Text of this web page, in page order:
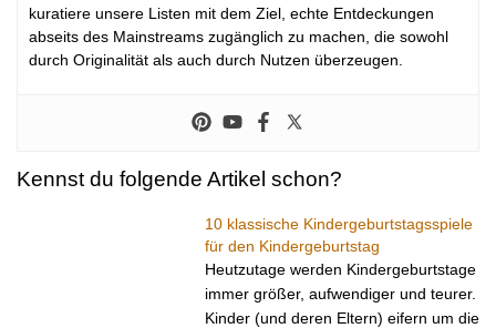
kuratiere unsere Listen mit dem Ziel, echte Entdeckungen
abseits des Mainstreams zugänglich zu machen, die sowohl
durch Originalität als auch durch Nutzen überzeugen.
Kennst du folgende Artikel schon?
10 klassische Kindergeburtstagsspiele
für den Kindergeburtstag
Heutzutage werden Kindergeburtstage
immer größer, aufwendiger und teurer.
Kinder (und deren Eltern) eifern um die